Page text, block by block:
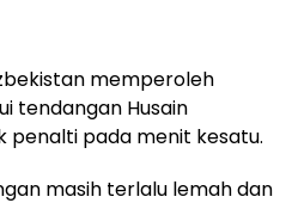
memperoleh
tendangan Husain
penalti pada menit kesatu.
masih terlalu lemah dan